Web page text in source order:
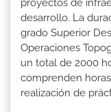
proyectos de
desarrollo. La
grado Superior
Operaciones
un total de 2000
comprenden
realización de